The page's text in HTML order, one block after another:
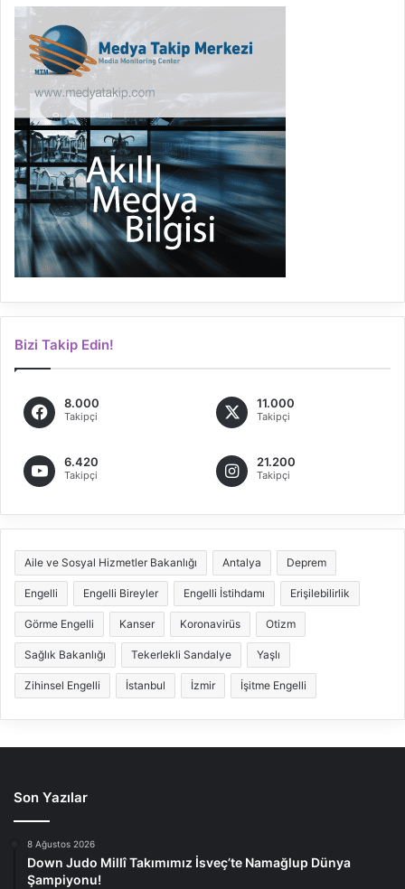
Bizi Takip Edin!
8.000
Takipçi
11.000
Takipçi
6.420
Takipçi
21.200
Takipçi
Aile ve Sosyal Hizmetler Bakanlığı Antalya Deprem
Engelli Engelli Bireyler Engelli İstihdamı Erişilebilirlik
Görme Engelli Kanser Koronavirüs Otizm
Sağlık Bakanlığı Tekerlekli Sandalye Yaşlı
Zihinsel Engelli İstanbul İzmir İşitme Engelli
Son Yazılar
8 Ağustos 2026
Down Judo Millî Takımımız İsveç’te Namağlup Dünya
Şampiyonu!